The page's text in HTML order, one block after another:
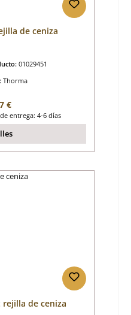
de ceniza
01029451
Thorma
normal:
€
entrega: 4-6 días
de ceniza